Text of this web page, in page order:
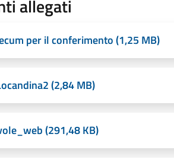
allegati
per il conferimento (1,25 MB)
(2,84 MB)
(291,48 KB)